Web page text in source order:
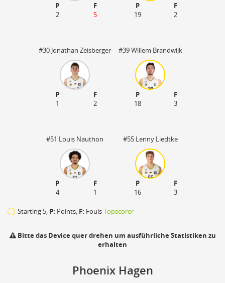
P
F
2
5
P
F
19
2
#30 Jonathan Zeisberger
P
F
1
2
#39 Willem Brandwijk
P
F
18
3
#51 Louis Nauthon
P
F
4
1
#55 Lenny Liedtke
P
F
16
3
Starting 5, P: Points, F: FoulsTopscorer
Bitte das Device quer drehen um ausführliche Statistiken zu
erhalten
Phoenix Hagen